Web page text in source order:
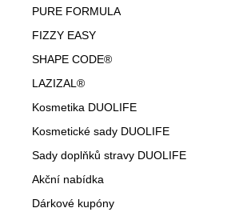
PURE FORMULA
FIZZY EASY
SHAPE CODE®
LAZIZAL®
Kosmetika DUOLIFE
Kosmetické sady DUOLIFE
Sady doplňků stravy DUOLIFE
Akční nabídka
Dárkové kupóny